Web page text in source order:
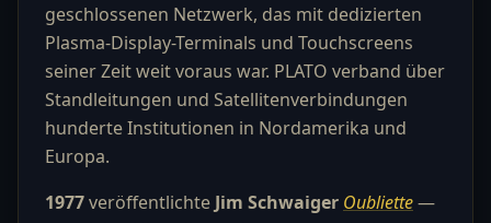
geschlossenen Netzwerk, das mit dedizierten
Plasma-Display-Terminals und Touchscreens
seiner Zeit weit voraus war. PLATO verband über
Standleitungen und Satellitenverbindungen
hunderte Institutionen in Nordamerika und
Europa.
1977veröffentlichte Jim Schwaiger Oubliette—